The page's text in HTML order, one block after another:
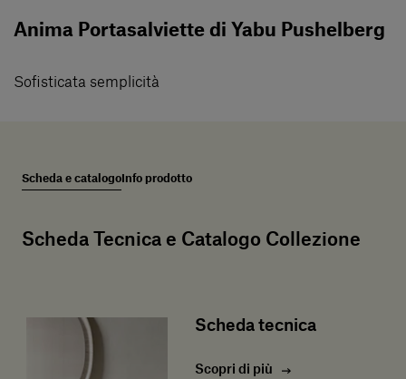
Anima Portasalviette di Yabu Pushelberg
Sofisticata semplicità
Scheda e catalogo Info prodotto
Scheda Tecnica e Catalogo Collezione
Scheda tecnica
Scopri di più